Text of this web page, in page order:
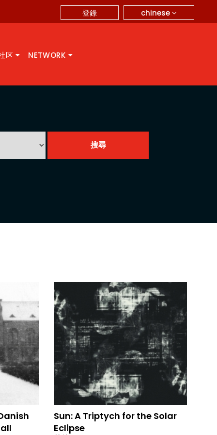
chinese
登錄
区 NETWORK
Sun: A Triptych for the Solar
Eclipse